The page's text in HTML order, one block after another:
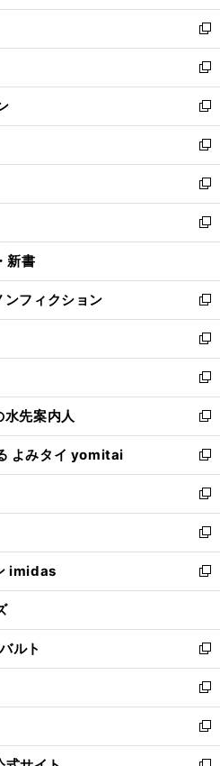
開
く
ウ
で
開
く
ン
ド
ウ
で
開
く
新
し
い
ウ
ィ
ン
ド
ウ
で
開
く
新
し
い
ウ
ィ
ン
ド
ウ
で
開
新
し
い
ウ
ィ
ン
ド
ウ
開
く
新
し
い
ウ
ィ
ン
ウ
で
開
く
新
し
い
ウ
ン
ド
ウ
で
開
く
新
し
ウ
ィ
ン
ド
ウ
で
開
く
新書
フィクション
新
し
い
ウ
ィ
ン
ド
ウ
で
開
く
新
し
い
ウ
ィ
ン
ド
ウ
で
開
く
新
し
い
ウ
ィ
ン
ド
ウ
で
開
く
先案内人
新
し
い
ウ
ィ
ン
ド
ウ
で
開
よみタイ yomitai
新
し
い
ウ
ィ
ン
ド
ウ
開
く
新
し
い
ウ
ィ
ン
ウ
で
開
く
新
し
い
ウ
ン
ド
ウ
で
開
く
imidas
新
し
ウ
ィ
ン
ド
ウ
で
開
ルト
新
し
い
ウ
ィ
ン
新
し
い
ウ
新
し